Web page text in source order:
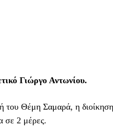
Γιώργο Αντωνίου.
του Θέμη Σαμαρά, η
σε 2 μέρες.